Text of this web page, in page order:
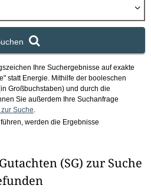
n
g
a
m
Ihre Suchergebnisse auf exakte
statt Energie. Mithilfe der booleschen
Großbuchstaben) und durch die
Sie außerdem Ihre Suchanfrage
Suche
werden die Ergebnisse
(SG) zur Suche